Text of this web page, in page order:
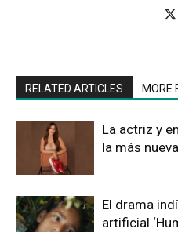
RELATED ARTICLES MORE
La actriz y
la más
El drama
artificial